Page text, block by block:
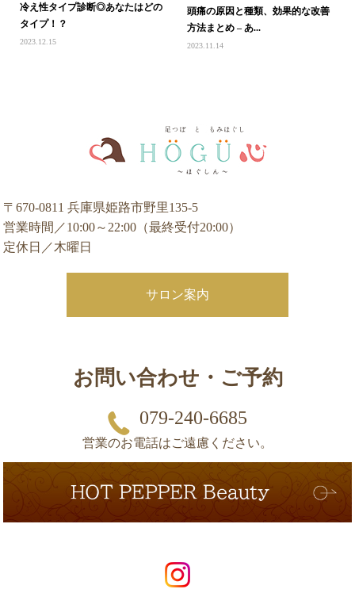
冷え性タイプ診断◎あなたはどの
タイプ！？
2023.12.15
頭痛の原因と種類、効果的な改善
方法まとめ – あ...
2023.11.14
〒670-0811 兵庫県姫路市野里135-5
営業時間／10:00～22:00（最終受付20:00）
定休日／木曜日
サロン案内
お問い合わせ・ご予約
079-240-6685
営業のお電話はご遠慮ください。